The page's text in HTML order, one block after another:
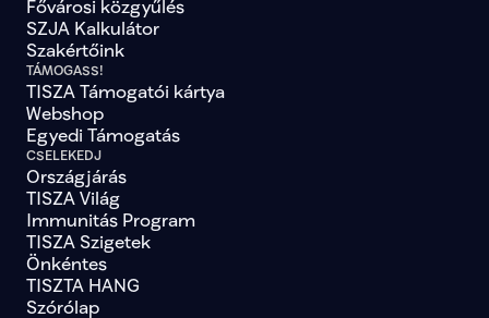
Fővárosi közgyűlés
SZJA Kalkulátor
Szakértőink
TÁMOGASS!
TISZA Támogatói kártya
Webshop
Egyedi Támogatás
CSELEKEDJ
Országjárás
TISZA Világ
Immunitás Program
TISZA Szigetek
Önkéntes
TISZTA HANG
Szórólap